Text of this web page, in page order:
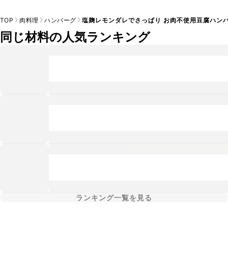
TOP 肉料理 ハンバーグ 塩麹レモンダレでさっぱり お肉不使用豆腐ハン
同じ材料の人気ランキング
ランキング一覧を見る